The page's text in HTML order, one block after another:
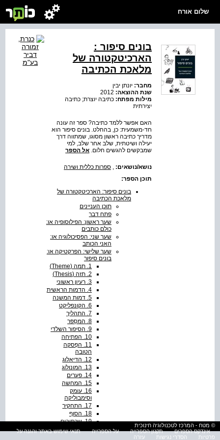
שלום אורח
בונים סיפור :
הארכיטקטורה של
מלאכת הכתיבה
מחבר: יונתן יבין
שנת ההוצאה:
מילות מפתח: כתיבה יוצרת; כתיבה
יצירתית
האם אפשר ללמד כתיבה? ספר זה עונה
חד-משמעית: כן, בהחלט. בונים סיפור הוא
מדריך כתיבה ראשון מסוגו, שמתווה דרך
יעילה ושיטתית, שלב אחר שלב, למי
שמבקשים להגשים חלום. אל הספר
נושא/נושאים:
ספרות כללית ושירה
תוכן הספר:
בונים סיפור: הארכיטקטורה של
מלאכת הכתיבה
תוכן העניינים
פתח דבר
שער ראשון: הפילוסופיה או:
כולם כותבים
שער שני: הפסיכולוגיה או:
האני הכותב
שער שלישי: הפרקטיקה או:
בונים סיפור
1. תמה (Theme)
2. תזה (Thesis)
3. רעיון ראשוני
4. הדמות הראשית
5. דמות המשנה
6. הקונפליקט
7. התהליך
8. המסַפּר
9. הסיפור השלדי
10. הפתיחה
11. הפִסקה
הטובה
12. הדיאלוג
13. המונולוג
14. פערים
15. המחשה
16. עומק
וסימבוליקה
17. התחקיר
18. הסוף
19. שכתובים
© מטח - המרכז לטכנולוגיה חינוכית
אינדקס הספרים
תקנון הספרייה על הספרייה
תנאי שימוש באתר והגנה על
פרטיות
הסדרי נגישות עזרה